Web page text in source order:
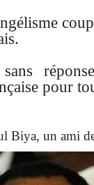
pour
Biya, un ami